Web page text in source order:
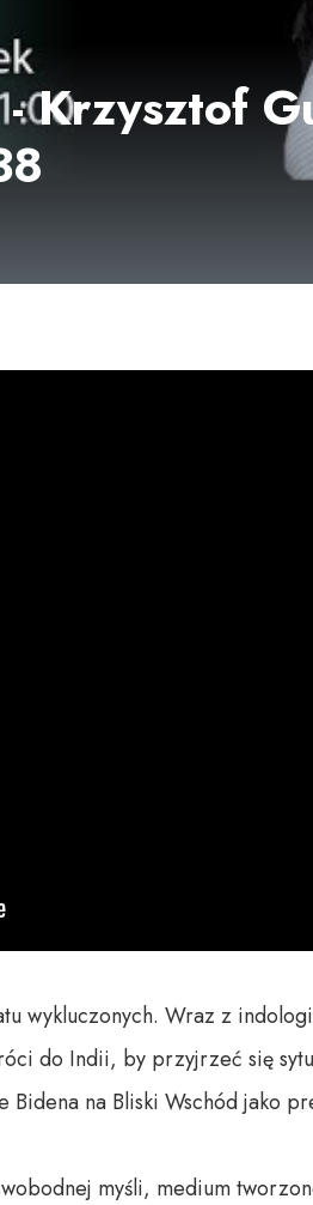
Krzysztof
wykluczonych. Wraz z
do Indii, by przyjrzeć się
na Bliski Wschód jako
myśli, medium